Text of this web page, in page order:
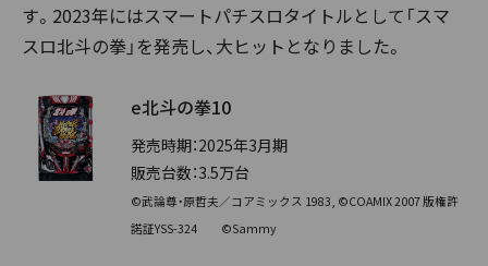
す。2023年にはスマートパチスロタイトルとして「スマ
スロ北斗の拳」を発売し、大ヒットとなりました。
e北斗の拳10
発売時期：2025年3月期
販売台数：3.5万台
©武論尊・原哲夫／コアミックス 1983, ©COAMIX 2007 版権許
諾証YSS-324 ©Sammy